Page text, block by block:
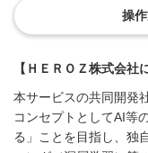
操
【ＨＥＲＯＺ株式会社
本サービスの共同開発
コンセプトとしてAI等
る」ことを目指し、独